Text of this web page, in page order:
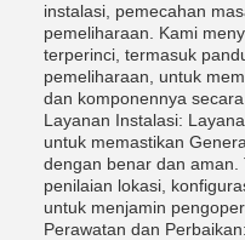
instalasi, pemecahan
pemeliharaan. Kami
terperinci, termasuk
pemeliharaan, untuk
dan komponennya secara
Layanan Instalasi:
untuk memastikan
dengan benar dan aman.
penilaian lokasi,
untuk menjamin
Perawatan dan